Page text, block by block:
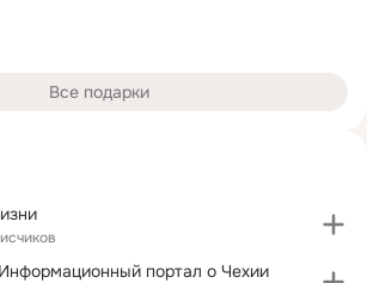
Все подарки
портал о Чехии